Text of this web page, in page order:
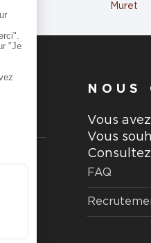
Muret
NOUS
Vous
Vous
FAQ